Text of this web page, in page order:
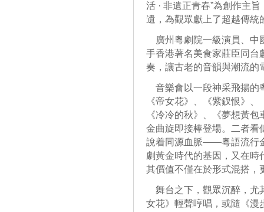
活 · 非遺正青春”為創作主
遺，為觀眾獻上了超越傳統
廣州粵劇院一級演員、中
手香港著名美食家莊臣同台
奏，讓古老的音韻與潮流的
音樂會以一段神采飛揚的
《帝女花》、《紫釵恨》
《冷冷的秋》、《夢想黃
金曲旋即接棒登場。二者看
說着同源血脈——粵語流行
劇黃金時代的基因，又在時
其價值不僅在於形式混搭，
舞台之下，觀眾沉醉，尤
女花》輕聲哼唱，或隨《漫